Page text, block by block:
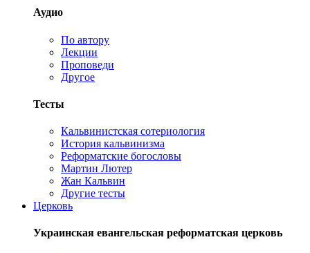
Аудио
По автору
Лекции
Проповеди
Другое
Тесты
Кальвинистская сотериология
История кальвинизма
Реформатские богословы
Мартин Лютер
Жан Кальвин
Другие тесты
Церковь
Украинская евангельская реформатская церковь